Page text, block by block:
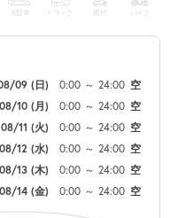
大型車 トラック 原付 バイク
09 (日) 0:00 ～ 24:00 空
08/10 (月) 0:00 ～ 24:00 空
08/11 (火) 0:00 ～ 24:00 空
08/12 (水) 0:00 ～ 24:00 空
08/13 (木) 0:00 ～ 24:00 空
08/14 (金) 0:00 ～ 24:00 空